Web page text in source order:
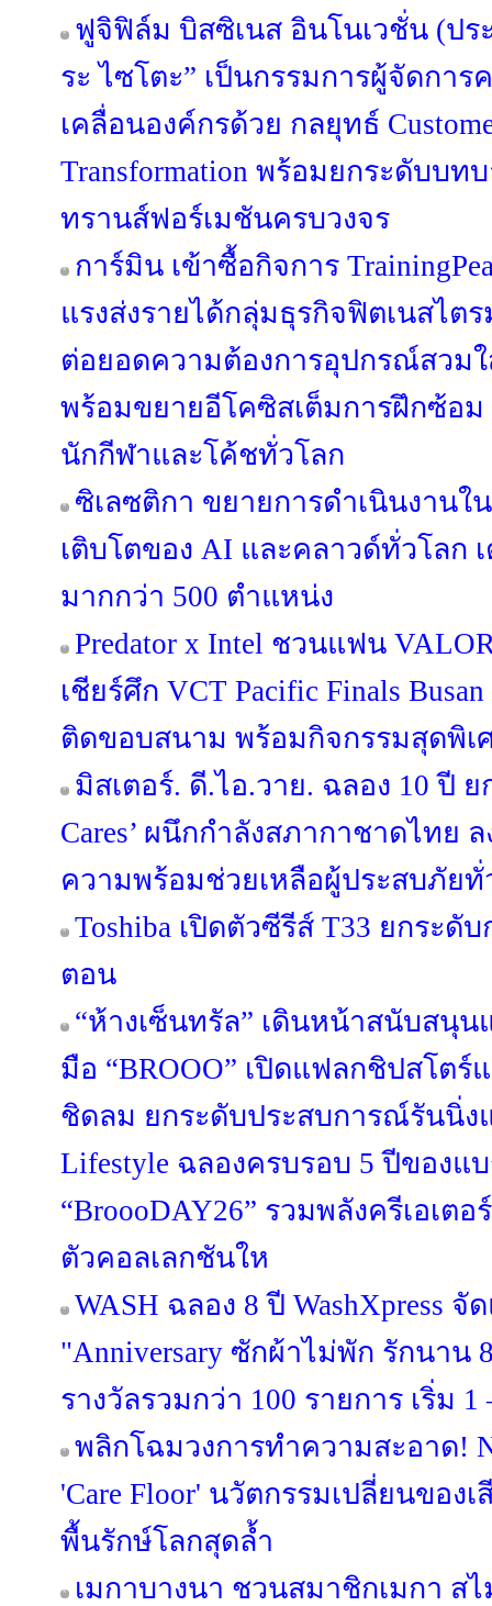
ฟูจิฟิล์ม บิสซิเนส อินโนเวชั่น (ปร
ระ ไซโตะ” เป็นกรรมการผู้จัดกา
เคลื่อนองค์กรด้วย กลยุทธ์
Transformation พร้อมยกระดับบ
ทรานส์ฟอร์เมชันครบวงจร
การ์มิน เข้าซื้อกิจการ
แรงส่งรายได้กลุ่มธุรกิจฟิตเนสไตร
ต่อยอดความต้องการอุปกรณ์สวม
พร้อมขยายอีโคซิสเต็มการฝึกซ้อ
นักกีฬาและโค้ชทั่วโลก
ซิเลซติกา ขยายการดำเนินงานใ
เติบโตของ AI และคลาวด์ทั่วโลก
มากกว่า 500 ตำแหน่ง
Predator x Intel ชวนแฟน
เชียร์ศึก VCT Pacific Finals
ติดขอบสนาม พร้อมกิจกรรมสุดพิเ
มิสเตอร์. ดี.ไอ.วาย. ฉลอง 10 ปี ย
Cares’ ผนึกกำลังสภากาชาดไทย
ความพร้อมช่วยเหลือผู้ประสบภัยทั่
Toshiba เปิดตัวซีรีส์ T33 ยกระดั
ตอน
“ห้างเซ็นทรัล” เดินหน้าสนับสนุ
มือ “BROOO” เปิดแฟลกชิปสโต
ชิดลม ยกระดับประสบการณ์รันนิ่ง
Lifestyle ฉลองครบรอบ 5 ปีของแ
“BroooDAY26” รวมพลังครีเอเต
ตัวคอลเลกชันให
WASH ฉลอง 8 ปี WashXpress
"Anniversary ซักผ้าไม่พัก รักนา
รางวัลรวมกว่า 100 รายการ เริ่ม 1
พลิกโฉมวงการทำความสะอาด!
'Care Floor' นวัตกรรมเปลี่ยนของ
พื้นรักษ์โลกสุดล้ำ
เมกาบางนา ชวนสมาชิกเมกา ส